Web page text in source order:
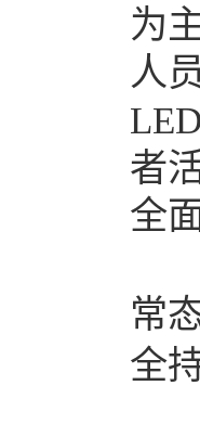
为
人
者
全
下
常
全